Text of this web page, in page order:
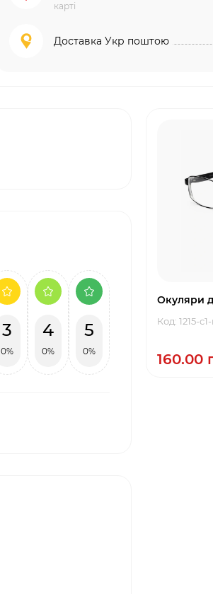
карті
Доставка Укр поштою
3
0%
4
0%
5
0%
Окуляри
Код: 1215-
160.00